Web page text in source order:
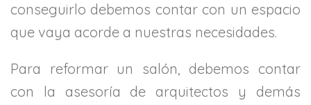
conseguirlo debemos contar con un espacio
que vaya acorde a nuestras necesidades.
Para reformar un salón, debemos contar
con la asesoría de arquitectos y demás